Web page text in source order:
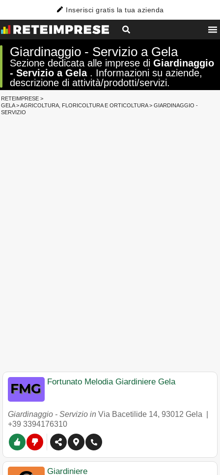
Inserisci gratis la tua azienda
Giardinaggio - Servizio a Gela
Sezione dedicata alle imprese di Giardinaggio
- Servizio a Gela. Informazioni su aziende,
descrizione di attività/prodotti/servizi.
RETEIMPRESE >
GELA>AGRICOLTURA, FLORICOLTURA E ORTICOLTURA> GIARDINAGGIO -
SERVIZIO
Fortunato Melodia Giardiniere Gela
Giardinaggio - Servizio in Via Bacetilide 14, 93012 Gela
+39 3394176310
Giardiniere